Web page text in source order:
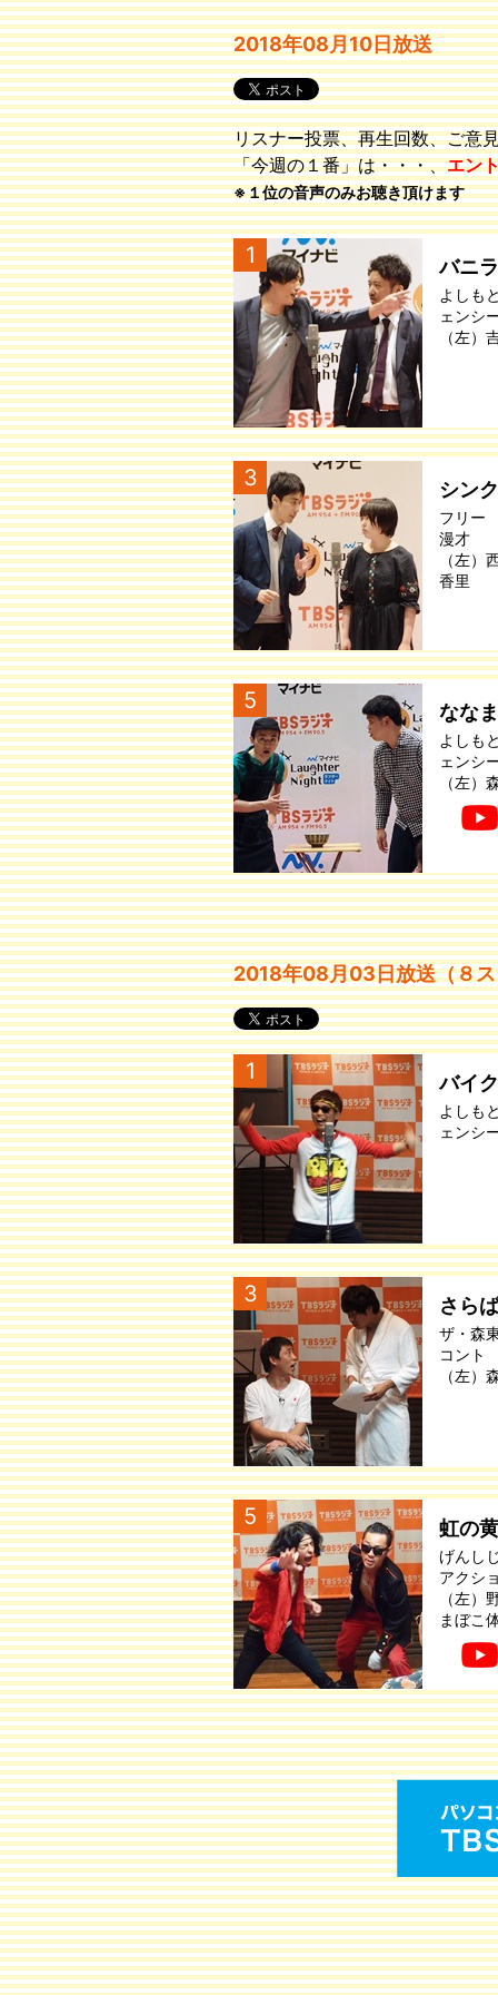
2018年08月10日放送
リスナー投票、再生回数、ご意
「今週の１番」は・・・、エン
※１位の音声のみお聴き頂けます
1 バニ
よしも
ェンシ
（左
3 シン
フリー
漫才
（左
香里
5 なな
よしも
ェンシ
（左
2018年08月03日放送（８
1 バイ
よしも
ェンシ
3 さら
ザ・森
コント
（左
5 虹の
げんし
アクシ
（左
まぼこ